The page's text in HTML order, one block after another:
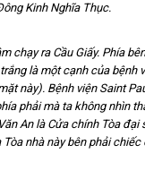
Kinh Nghĩa Thục.
chạy ra Cầu Giấy. Phía
là một cạnh của bệnh
này). Bệnh viện Saint
phải mà ta không nhìn
An là Cửa chính Tòa đại
nhà này bên phải